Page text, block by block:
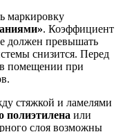
маркировку
. Коэффициент
должен превышать
снизится. Перед
помещении при
стяжкой и ламелями
полиэтилена или
слоя возможны